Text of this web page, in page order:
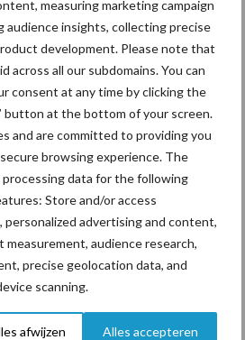
measuring marketing campaign
audience insights, collecting precise
development. Please note that
across all our subdomains. You can
consent at any time by clicking the
button at the bottom of your screen.
and are committed to providing you
browsing experience. The
data for the following
Store and/or access
personalized advertising and content,
audience research,
precise geolocation data, and
scanning.
afwijzen Alles accepteren
Franse bedrijven over
van 14.000
melk
Bemesting Fokkerij
Bijproducten